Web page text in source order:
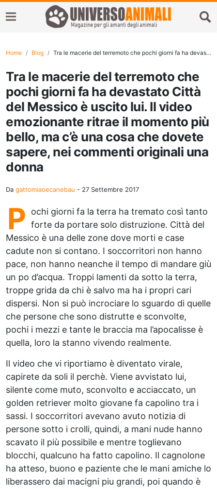
Home Blog Tra le macerie del terremoto che pochi giorni fa ha devastato Città del Messico è uscito lui. Il video emozionante ritrae il momento più bello, ma c’è una cosa che dovete sapere, nei commenti originali una donna
Tra le macerie del terremoto che
pochi giorni fa ha devastato Città
del Messico è uscito lui. Il video
emozionante ritrae il momento più
bello, ma c’è una cosa che dovete
sapere, nei commenti originali una
donna
Da gattomiaoecanebau - 27 Settembre 2017
P
ochi giorni fa la terra ha tremato così tanto
forte da portare solo distruzione. Città del
Messico è una delle zone dove morti e case
cadute non si contano. I soccorritori non hanno
pace, non hanno neanche il tempo di mandare giù
un po d’acqua. Troppi lamenti da sotto la terra,
troppe grida da chi è salvo ma ha i propri cari
dispersi. Non si può incrociare lo sguardo di quelle
che persone che sono distrutte e sconvolte,
pochi i mezzi e tante le braccia ma l’apocalisse è
quella, loro la stanno vivendo realmente.
Il video che vi riportiamo è diventato virale,
capirete da soli il perchè. Viene avvistato lui,
silente come muto, sconvolto e acciaccato, un
golden retriever molto giovane fa capolino tra i
sassi. I soccorritori avevano avuto notizia di
persone sotto i crolli, quindi, a mani nude hanno
scavato il più possibile e mentre toglievano
blocchi, qualcuno ha fatto capolino. Il cagnolone
ha atteso, buono e paziente che le mani amiche lo
liberassero dai macigni piu grandi, poi quando è